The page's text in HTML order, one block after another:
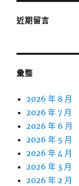
近期留言
彙整
2026 年 8 月
2026 年 7 月
2026 年 6 月
2026 年 5 月
2026 年 4 月
2026 年 3 月
2026 年 2 月